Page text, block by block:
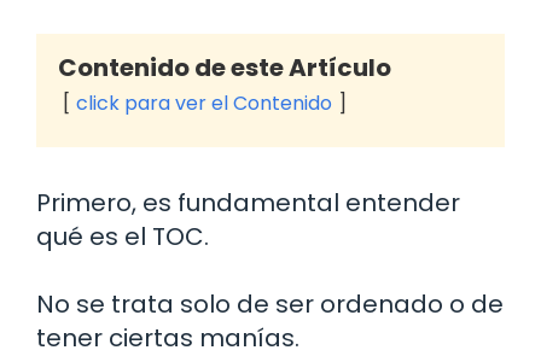
Contenido de este Artículo
click para ver el Contenido
Primero, es fundamental entender
qué es el TOC.
No se trata solo de ser ordenado o de
tener ciertas manías.